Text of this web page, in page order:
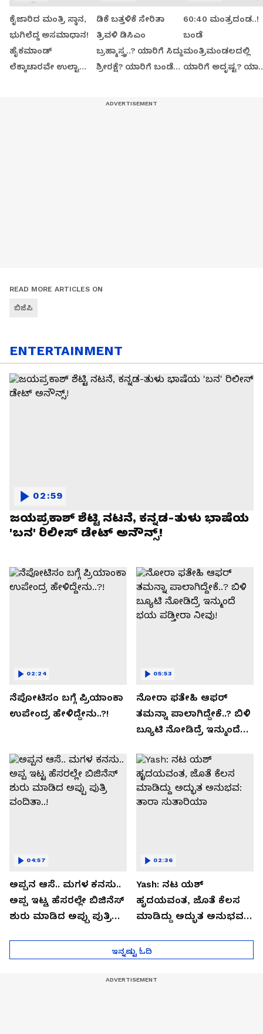
ಕೈಜಾರಿದ ಮಂತ್ರಿ ಸ್ಥಾನ,
ಭುಗಿಲೆದ್ದ ಅಸಮಾಧಾನ!
ಹೈಕಮಾಂಡ್
ಲೆಕ್ಕಾಚಾರವೇ ಉಲ್ಟಾ
ಡಿಕೆ ಬತ್ತಳಿಕೆ ಸೇರಿತಾ
ತ್ರಿವಳಿ ಡಿಸಿಎಂ
ಬ್ರಹ್ಮಾಸ್ತ್ರ..? ಯಾರಿಗೆ ಸಿದ್ದು
ಶ್ರೀರಕ್ಷೆ? ಯಾರಿಗೆ ಬಂಡೆ
60:40 ಮಂತ್ರದಂಡ..!
ಬಂಡೆ
ಮಂತ್ರಿಮಂಡಲದಲ್ಲಿ
ಯಾರಿಗೆ ಅದೃಷ್ಟ?
READ MORE ARTICLES ON
ಬಿಜೆಪಿ
ENTERTAINMENT
ಜಯಪ್ರಕಾಶ್ ಶೆಟ್ಟಿ ನಟನೆ, ಕನ್ನಡ-ತುಳು ಭಾಷೆಯ
'ಬನ' ರಿಲೀಸ್ ಡೇಟ್ ಅನೌನ್ಸ್!
02:59
ನೆಪೋಟಿಸಂ ಬಗ್ಗೆ ಪ್ರಿಯಾಂಕಾ
ಉಪೇಂದ್ರ ಹೇಳಿದ್ದೇನು..?!
02:24
ನೋರಾ ಫತೇಹಿ ಆಫರ್​
ತಮನ್ನಾ ಪಾಲಾಗಿದ್ದೇಕೆ..? ಬಿಳಿ
ಬ್ಯೂಟಿ ನೋಡಿದ್ರೆ ಇನ್ಮುಂದೆ
05:53
ಅಪ್ಪನ ಆಸೆ.. ಮಗಳ ಕನಸು..
ಅಪ್ಪ ಇಟ್ಟ ಹೆಸರಲ್ಲೇ ಬಿಜಿನೆಸ್​
ಶುರು ಮಾಡಿದ ಅಪ್ಪು ಪುತ್ರಿ
04:57
Yash: ನಟ ಯಶ್​
ಹೃದಯವಂತ, ಜೊತೆ ಕೆಲಸ
ಮಾಡಿದ್ದು ಅದ್ಭುತ ಅನುಭವ:
02:36
ಇನ್ನಷ್ಟು ಓದಿ